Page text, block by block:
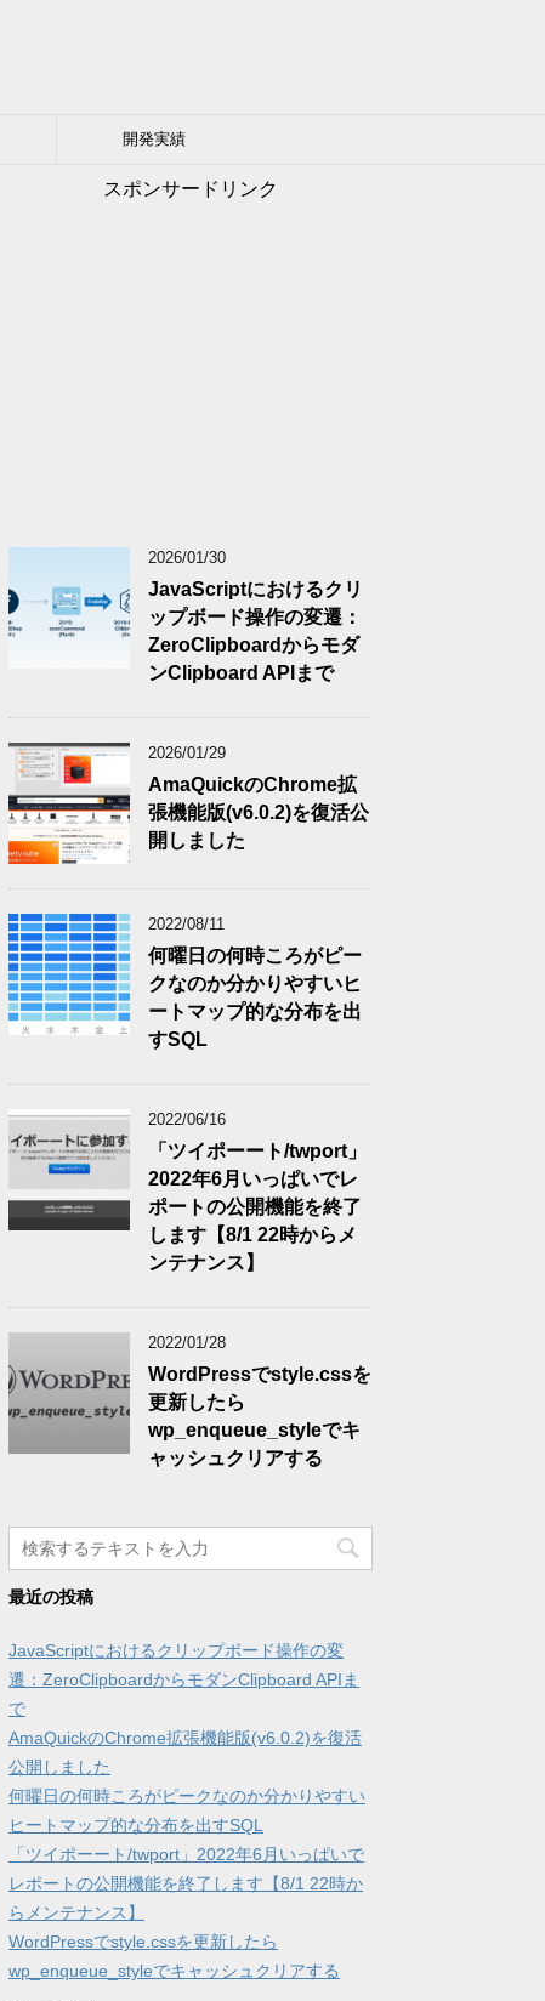
開発実績
スポンサードリンク
2026/01/30
JavaScriptにおけるクリ
ップボード操作の変遷：
ZeroClipboardからモダ
ンClipboard APIまで
2026/01/29
AmaQuickのChrome拡
張機能版(v6.0.2)を復活公
開しました
2022/08/11
何曜日の何時ころがピー
クなのか分かりやすいヒ
ートマップ的な分布を出
すSQL
2022/06/16
「ツイポーート/twport」
2022年6月いっぱいでレ
ポートの公開機能を終了
します【8/1 22時からメ
ンテナンス】
2022/01/28
WordPressでstyle.cssを
更新したら
wp_enqueue_styleでキ
ャッシュクリアする
最近の投稿
JavaScriptにおけるクリップボード操作の変
遷：ZeroClipboardからモダンClipboard APIま
で
AmaQuickのChrome拡張機能版(v6.0.2)を復活
公開しました
何曜日の何時ころがピークなのか分かりやすい
ヒートマップ的な分布を出すSQL
「ツイポーート/twport」2022年6月いっぱいで
レポートの公開機能を終了します【8/1 22時か
らメンテナンス】
WordPressでstyle.cssを更新したら
wp_enqueue_styleでキャッシュクリアする